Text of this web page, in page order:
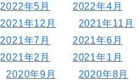
2022年5月 2022年4月
2021年12月 2021年11月
2021年7月 2021年6月
2021年2月 2021年1月
2020年9月 2020年8月